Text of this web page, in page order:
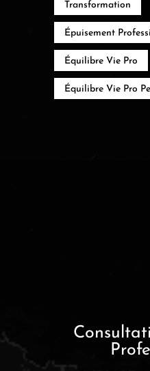
Transformation
Épuisement
Équilibre Vie Pro
Équilibre Vie Pro